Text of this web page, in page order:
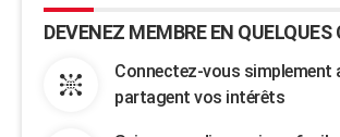
DEVENEZ MEMBRE EN QUELQUES
Connectez-vous simplement
partagent vos intérêts